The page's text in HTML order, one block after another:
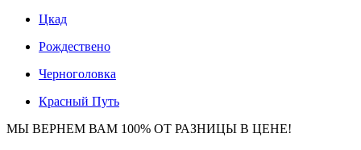
Цкад
Рождествено
Черноголовка
Красный Путь
МЫ ВЕРНЕМ ВАМ 100% ОТ РАЗНИЦЫ В ЦЕНЕ!